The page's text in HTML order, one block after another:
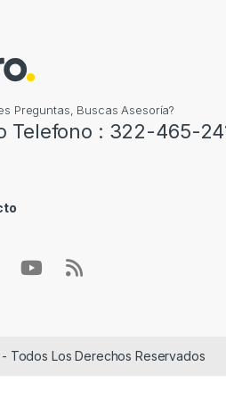
Preguntas, Buscas Asesoría?
Telefono : 322-465-
- Todos Los Derechos Reservados